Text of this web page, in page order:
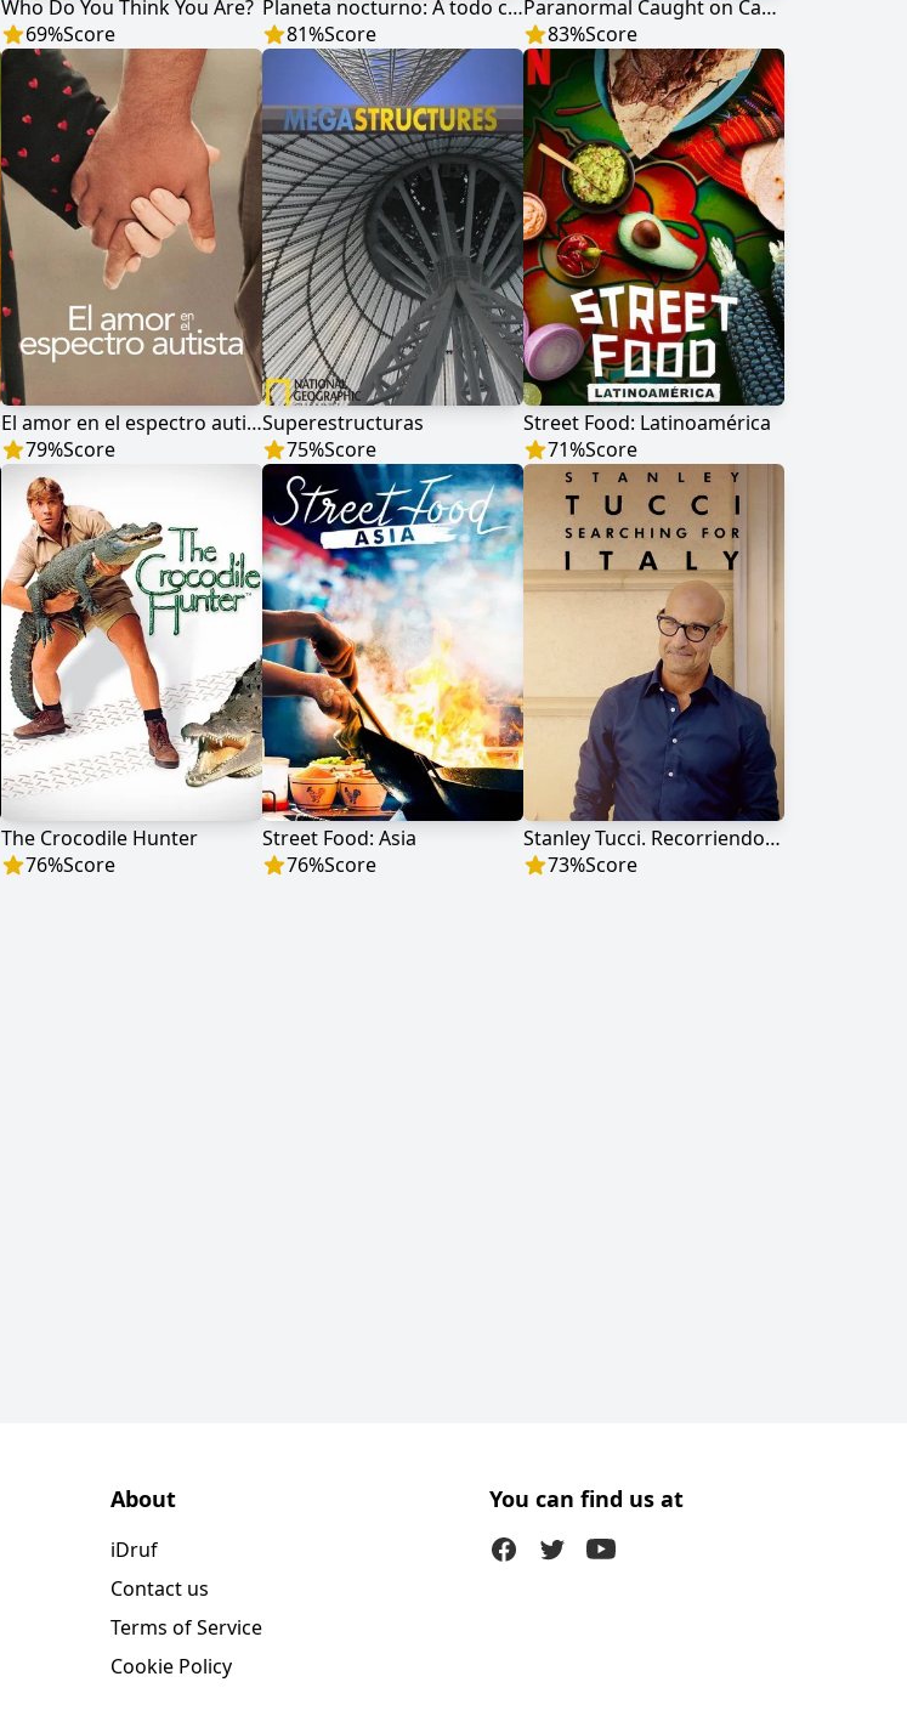
Who Do You Think You Are?
69%Score
Planeta nocturno: A todo color
81%Score
Paranormal Caught on Camera
83%Score
El amor en el espectro autista
79%Score
Superestructuras
75%Score
Street Food: Latinoamérica
71%Score
The Crocodile Hunter
76%Score
Street Food: Asia
76%Score
Stanley Tucci. Recorriendo Italia
73%Score
About
iDruf
Contact us
Terms of Service
Cookie Policy
You can find us at
FacebookTwitter (X)Youtube